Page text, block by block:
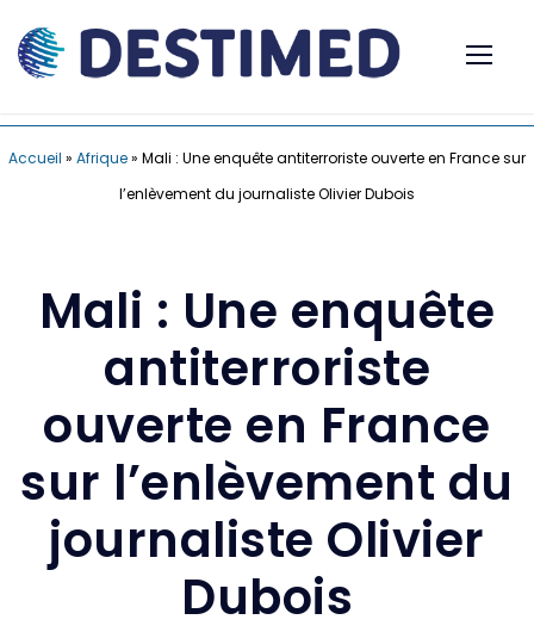
Accueil » Afrique» Mali : Une enquête antiterroriste ouverte en France sur
l’enlèvement du journaliste Olivier Dubois
Mali : Une enquête
antiterroriste
ouverte en France
sur l’enlèvement du
journaliste Olivier
Dubois